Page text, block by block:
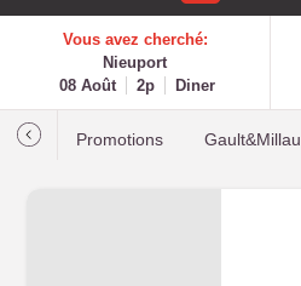
Vous avez cherché:
Nieuport
08 Août
2p Diner
Promotions Gault&Millau